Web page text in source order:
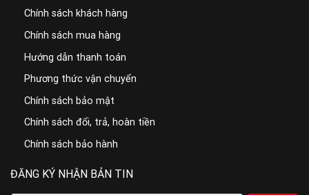
Chính sách khách hàng
Chính sách mua hàng
Hướng dẫn thanh toán
Phương thức vận chuyển
Chính sách bảo mật
Chính sách đổi, trả, hoàn tiền
Chính sách bảo hành
ĐĂNG KÝ NHẬN BẢN TIN